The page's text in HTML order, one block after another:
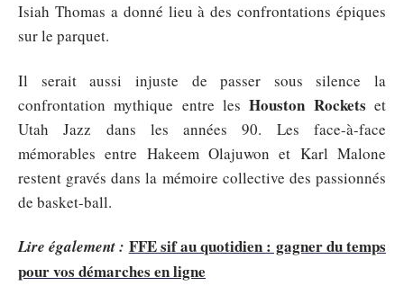
Isiah Thomas a donné lieu à des confrontations épiques
sur le parquet.
Il serait aussi injuste de passer sous silence la
confrontation mythique entre lesHouston Rockets et
Utah Jazz dans les années 90. Les face-à-face
mémorables entre Hakeem Olajuwon et Karl Malone
restent gravés dans la mémoire collective des passionnés
de basket-ball.
Lire également : FFE sif au quotidien : gagner du temps
pour vos démarches en ligne